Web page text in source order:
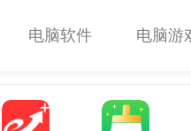
电脑软件 电脑游